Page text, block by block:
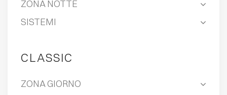
ZONA NOTTE
SISTEMI
CLASSIC
ZONA GIORNO